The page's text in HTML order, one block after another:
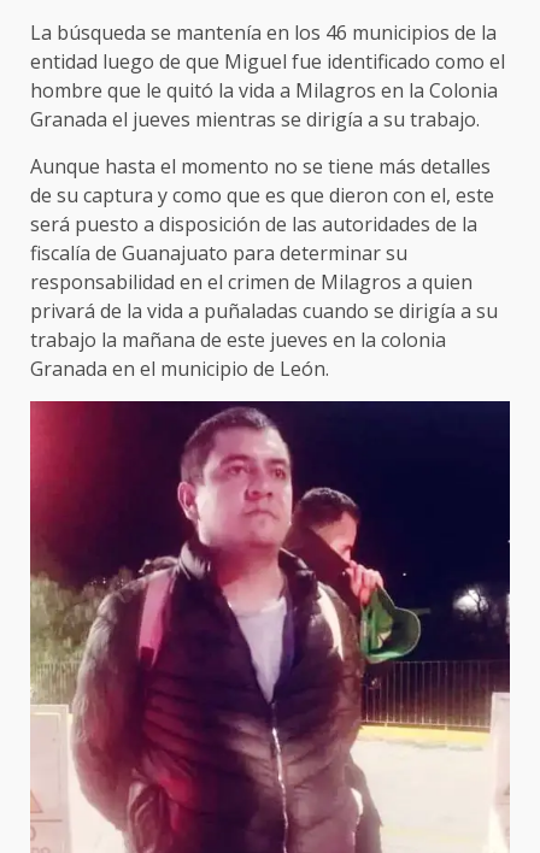
La búsqueda se mantenía en los 46 municipios de la
entidad luego de que Miguel fue identificado como el
hombre que le quitó la vida a Milagros en la Colonia
Granada el jueves mientras se dirigía a su trabajo.
Aunque hasta el momento no se tiene más detalles
de su captura y como que es que dieron con el, este
será puesto a disposición de las autoridades de la
fiscalía de Guanajuato para determinar su
responsabilidad en el crimen de Milagros a quien
privará de la vida a puñaladas cuando se dirigía a su
trabajo la mañana de este jueves en la colonia
Granada en el municipio de León.